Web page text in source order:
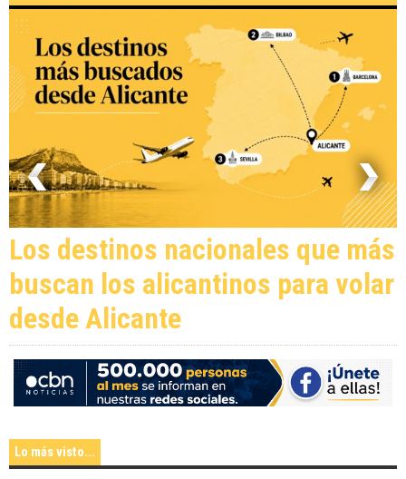
Los destinos nacionales que más
buscan los alicantinos para volar
desde Alicante
Lo más visto...